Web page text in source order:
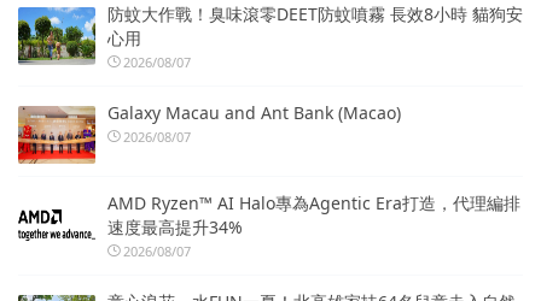
防蚊大作戰！臭味滾零DEET防蚊噴霧 長效8小時 貓狗安
心用
2026/08/07
Galaxy Macau and Ant Bank (Macao)
2026/08/07
AMD Ryzen™ AI Halo專為Agentic Era打造，代理編排
速度最高提升34%
2026/08/07